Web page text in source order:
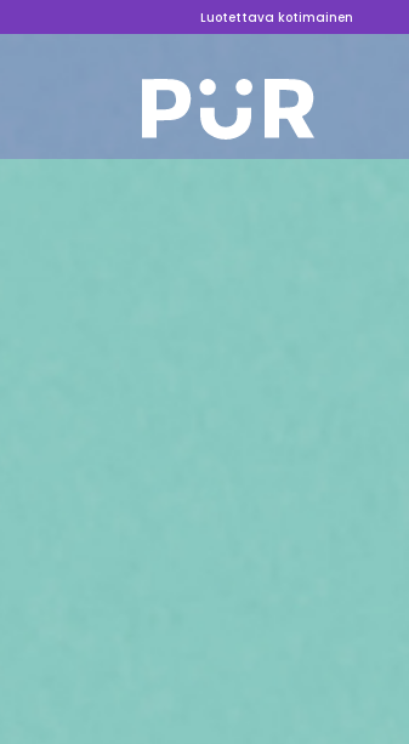
Luotettava kotimainen